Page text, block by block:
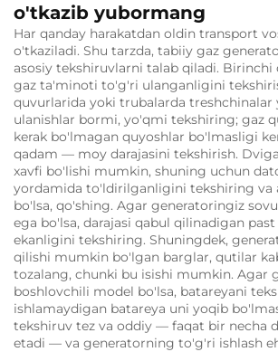
o'tkazib yubormang
Har qanday harakatdan oldin transport
o'tkaziladi. Shu tarzda, tabiiy gaz
asosiy tekshiruvlarni talab qiladi.
gaz ta'minoti to'g'ri ulanganligini
quvurlarida yoki trubalarda treshchinalar
ulanishlar bormi, yo'qmi tekshiring; gaz
kerak bo'lmagan quyoshlar bo'lmasligi
qadam — moy darajasini tekshirish.
xavfi bo'lishi mumkin, shuning uchun
yordamida to'ldirilganligini tekshiring va
bo'lsa, qo'shing. Agar generatoringiz
ega bo'lsa, darajasi qabul qilinadigan
ekanligini tekshiring. Shuningdek,
qilishi mumkin bo'lgan barglar, qutilar
tozalang, chunki bu isishi mumkin. Agar
boshlovchili model bo'lsa, batareyani
ishlamaydigan batareya uni yoqib
tekshiruv tez va oddiy — faqat bir necha
etadi — va generatorning to'g'ri ishlash